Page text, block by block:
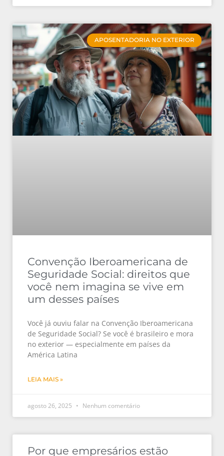
APOSENTADORIA NO EXTERIOR
Convenção Iberoamericana de
Seguridade Social: direitos que
você nem imagina se vive em
um desses países
Você já ouviu falar na Convenção Iberoamericana
de Seguridade Social? Se você é brasileiro e mora
no exterior — especialmente em países da
América Latina
LEIA MAIS »
agosto 26, 2025 Nenhum comentário
Por que empresários estão